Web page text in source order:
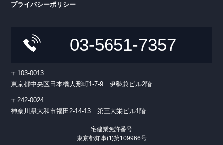
プライバシーポリシー
03-5651-7357
〒103-0013
東京都中央区日本橋人形町1-7-9 伊勢兼ビル2階
〒242-0024
神奈川県大和市福田2-14-13 第三大栄ビル1階
宅建業免許番号
東京都知事(1)第109966号